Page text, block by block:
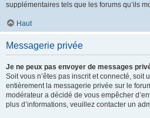
supplémentaires tels que les forums qu’ils
Haut
Messagerie privée
Je ne peux pas envoyer de messages
Soit vous n’êtes pas inscrit et connecté, soit
entièrement la messagerie privée sur le
modérateur a décidé de vous empêcher
plus d’informations, veuillez contacter un